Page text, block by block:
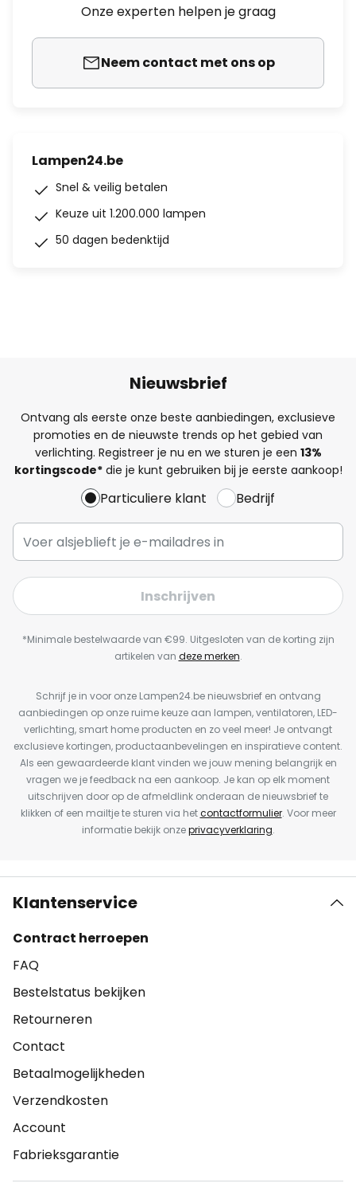
Onze experten helpen je graag
Neem contact met ons op
Lampen24.be
Snel & veilig betalen
Keuze uit 1.200.000 lampen
50 dagen bedenktijd
Nieuwsbrief
Ontvang als eerste onze beste aanbiedingen, exclusieve
promoties en de nieuwste trends op het gebied van
verlichting. Registreer je nu en we sturen je een 13%
kortingscode*die je kunt gebruiken bij je eerste aankoop!
Particuliere klant Bedrijf
Inschrijven
*Minimale bestelwaarde van €99. Uitgesloten van de korting zijn
artikelen van deze merken.
Schrijf je in voor onze Lampen24.be nieuwsbrief en ontvang
aanbiedingen op onze ruime keuze aan lampen, ventilatoren, LED-
verlichting, smart home producten en zo veel meer! Je ontvangt
exclusieve kortingen, productaanbevelingen en inspiratieve content.
Als een gewaardeerde klant vinden we jouw mening belangrijk en
vragen we je feedback na een aankoop. Je kan op elk moment
uitschrijven door op de afmeldlink onderaan de nieuwsbrief te
klikken of een mailtje te sturen via hetcontactformulier. Voor meer
informatie bekijk onzeprivacyverklaring.
Klantenservice
Contract herroepen
FAQ
Bestelstatus bekijken
Retourneren
Contact
Betaalmogelijkheden
Verzendkosten
Account
Fabrieksgarantie